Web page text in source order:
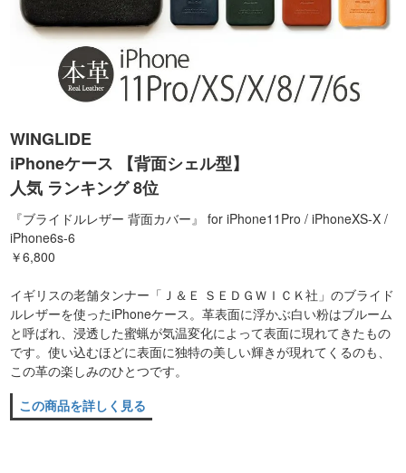
WINGLIDE
iPhoneケース 【背面シェル型】
人気 ランキング 8位
『ブライドルレザー 背面カバー』 for iPhone11Pro / iPhoneXS-X /
iPhone6s-6
￥6,800
イギリスの老舗タンナー「Ｊ＆Ｅ ＳＥＤＧＷＩＣＫ社」のブライド
ルレザーを使ったiPhoneケース。革表面に浮かぶ白い粉はブルーム
と呼ばれ、浸透した蜜蝋が気温変化によって表面に現れてきたもの
です。使い込むほどに表面に独特の美しい輝きが現れてくるのも、
この革の楽しみのひとつです。
この商品を詳しく見る